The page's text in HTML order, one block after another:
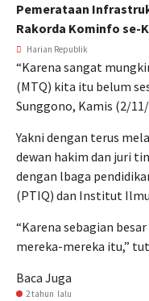
Pemerataan
Rakorda Kominfo se-
Harian Republik
“Karena sangat
(MTQ) kita itu belum
Sunggono, Kamis (2/
Yakni dengan terus
dewan hakim dan juri
dengan lbaga
(PTIQ) dan Institut
“Karena sebagian
mereka-mereka itu,”
Baca Juga
2 tahun lalu